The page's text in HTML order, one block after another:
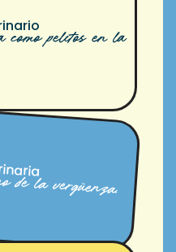
como pelitos en la
la vergüenza.